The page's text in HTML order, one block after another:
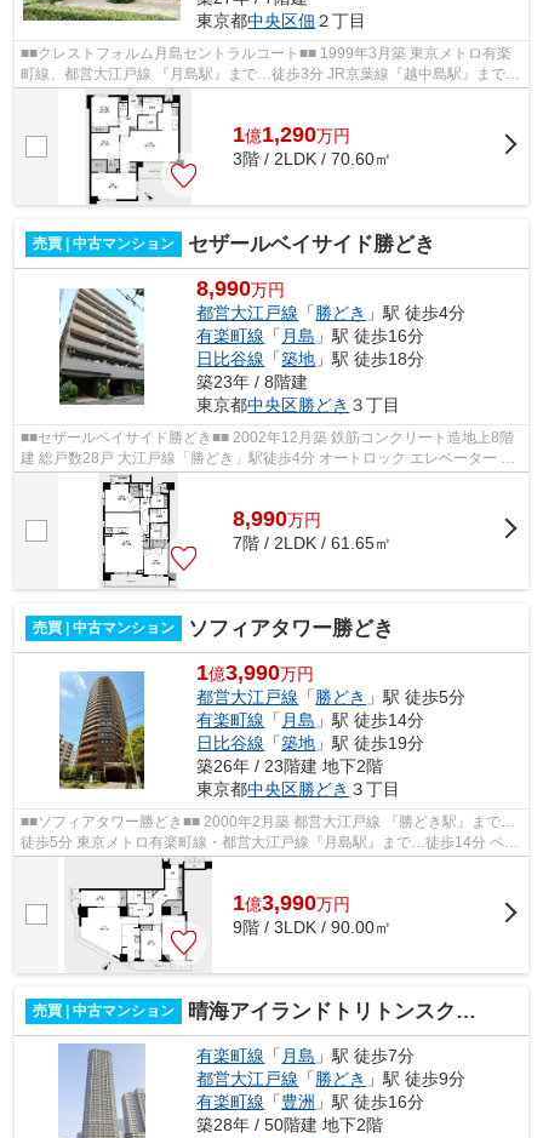
東京都中央区佃 ２丁目
■■クレストフォルム月島セントラルコート■■ 1999年3月築 東京メトロ有楽
町線、都営大江戸線 『月島駅』まで…徒歩3分 JR京葉線『越中島駅』まで…
徒歩12分 ◆オートロック ◆エレベータ...
1億1,290万円
3階 / 2LDK / 70.60㎡
売買 | 中古マンション セザールベイサイド勝どき
8,990万円
都営大江戸線 「 勝どき 」駅 徒歩4分
有楽町線 「 月島 」駅 徒歩16分
日比谷線 「築地 」駅 徒歩18分
築23年 / 8階建
東京都中央区勝どき ３丁目
■■セザールベイサイド勝どき■■ 2002年12月築 鉄筋コンクリート造地上8階
建 総戸数28戸 大江戸線「勝どき」駅徒歩4分 オートロック エレベーター ペ
ット飼育可能
8,990万円
7階 / 2LDK / 61.65㎡
売買 | 中古マンション ソフィアタワー勝どき
1億3,990万円
都営大江戸線 「勝どき 」駅 徒歩5分
有楽町線 「 月島 」駅 徒歩14分
日比谷線 「築地 」駅 徒歩19分
築26年 / 23階建 地下2階
東京都中央区勝どき ３丁目
■■ソフィアタワー勝どき■■ 2000年2月築 都営大江戸線 『勝どき駅』まで…
徒歩5分 東京メトロ有楽町線・都営大江戸線『月島駅』まで…徒歩14分 ペッ
ト飼育／犬・猫1匹まで飼育可（細則...
1億3,990万円
9階 / 3LDK / 90.00㎡
売買 | 中古マンション 晴海アイランドトリトンスクエアビュータワー
有楽町線 「 月島 」駅 徒歩7分
都営大江戸線 「 勝どき 」駅 徒歩9分
有楽町線 「豊洲 」駅 徒歩16分
築28年 / 50階建 地下2階